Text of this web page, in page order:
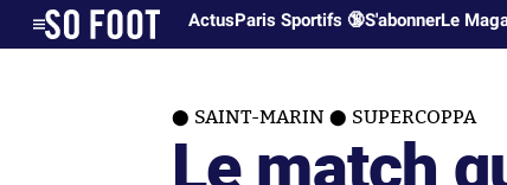
ActusParis Sportifs 🔞S'abonnerLe
SAINT-MARIN SUPERCOPPA
Le match